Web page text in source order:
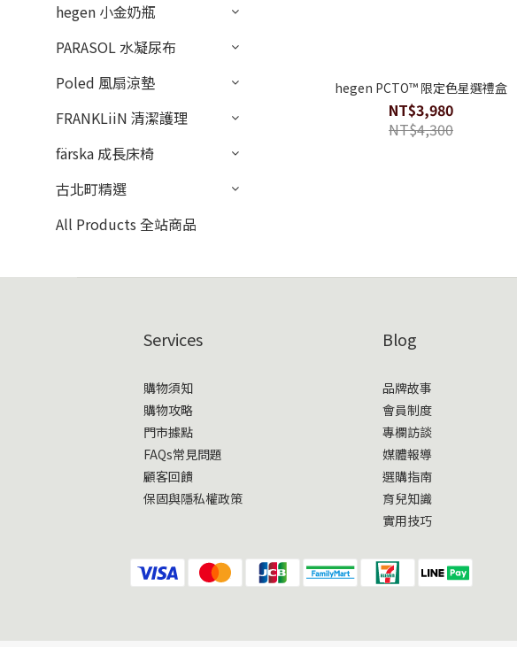
hegen 小金奶瓶
PARASOL 水凝尿布
Poled 風扇涼墊
FRANKLiiN 清潔護理
färska 成長床椅
古北町精選
All Products 全站商品
hegen PCTO™ 限定色星選禮盒
NT$3,980
NT$4,300
Services
購物須知
購物攻略
門市據點
FAQs常見問題
顧客回饋
保固與隱私權政策
Blog
品牌故事
會員制度
專欄訪談
媒體報導
選購指南
育兒知識
實用技巧